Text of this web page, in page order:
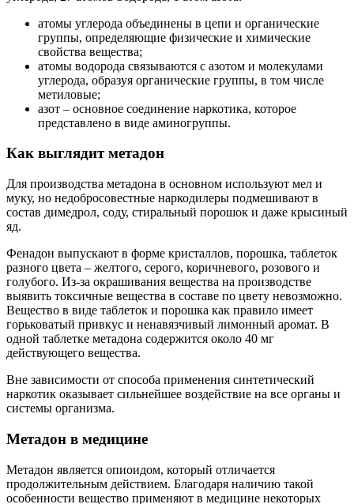
атомы углерода объединены в цепи и органические
группы, определяющие физические и химические
свойства вещества;
атомы водорода связываются с азотом и молекулами
углерода, образуя органические группы, в том числе
метиловые;
азот – основное соединение наркотика, которое
представлено в виде аминогруппы.
Как выглядит метадон
Для производства метадона в основном используют мел и
муку, но недобросовестные наркодилеры подмешивают в
состав димедрол, соду, стиральный порошок и даже крысиный
яд.
Фенадон выпускают в форме кристаллов, порошка, таблеток
разного цвета – желтого, серого, коричневого, розового и
голубого. Из-за окрашивания вещества на производстве
выявить токсичные вещества в составе по цвету невозможно.
Вещество в виде таблеток и порошка как правило имеет
горьковатый привкус и ненавязчивый лимонный аромат. В
одной таблетке метадона содержится около 40 мг
действующего вещества.
Вне зависимости от способа применения синтетический
наркотик оказывает сильнейшее воздействие на все органы и
системы организма.
Метадон в медицине
Метадон является опиоидом, который отличается
продолжительным действием. Благодаря наличию такой
особенности вещество применяют в медицине некоторых